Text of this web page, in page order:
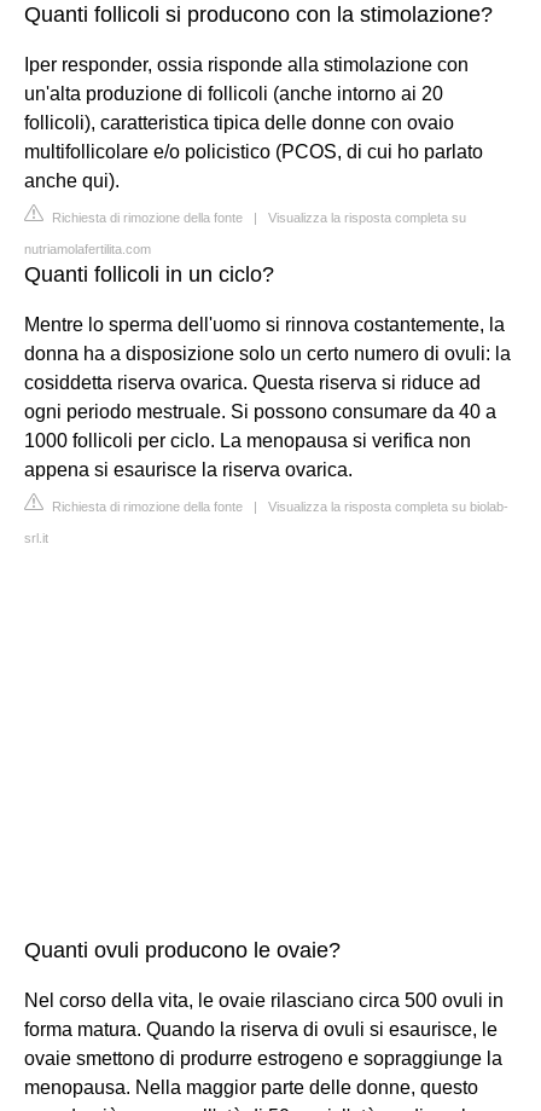
Quanti follicoli si producono con la stimolazione?
Iper responder, ossia risponde alla stimolazione con
un'alta produzione di follicoli (anche intorno ai 20
follicoli), caratteristica tipica delle donne con ovaio
multifollicolare e/o policistico (PCOS, di cui ho parlato
anche qui).
Richiesta di rimozione della fonte | Visualizza la risposta completa su
nutriamolafertilita.com
Quanti follicoli in un ciclo?
Mentre lo sperma dell'uomo si rinnova costantemente, la
donna ha a disposizione solo un certo numero di ovuli: la
cosiddetta riserva ovarica. Questa riserva si riduce ad
ogni periodo mestruale. Si possono consumare da 40 a
1000 follicoli per ciclo. La menopausa si verifica non
appena si esaurisce la riserva ovarica.
Richiesta di rimozione della fonte | Visualizza la risposta completa su biolab-
srl.it
Quanti ovuli producono le ovaie?
Nel corso della vita, le ovaie rilasciano circa 500 ovuli in
forma matura. Quando la riserva di ovuli si esaurisce, le
ovaie smettono di produrre estrogeno e sopraggiunge la
menopausa. Nella maggior parte delle donne, questo